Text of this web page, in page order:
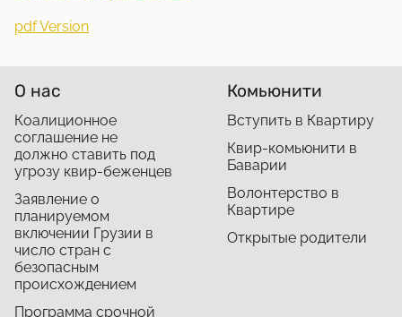
pdf Version
О нас
Коалиционное
соглашение не
должно ставить под
угрозу квир-беженцев
Заявление о
планируемом
включении Грузии в
число стран с
безопасным
происхождением
Программа срочной
Комьюнити
Вступить в Квартиру
Квир-комьюнити в
Баварии
Волонтерство в
Квартире
Открытые родители